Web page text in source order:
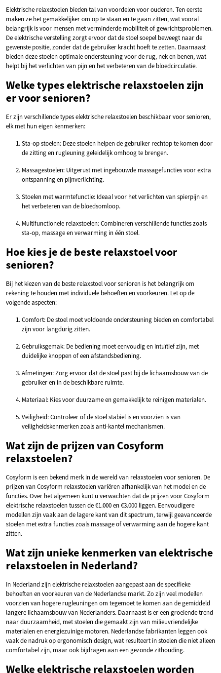
Elektrische relaxstoelen bieden tal van voordelen voor ouderen. Ten eerste
maken ze het gemakkelijker om op te staan en te gaan zitten, wat vooral
belangrijk is voor mensen met verminderde mobiliteit of gewrichtsproblemen.
De elektrische verstelling zorgt ervoor dat de stoel soepel beweegt naar de
gewenste positie, zonder dat de gebruiker kracht hoeft te zetten. Daarnaast
bieden deze stoelen optimale ondersteuning voor de rug, nek en benen, wat
helpt bij het verlichten van pijn en het verbeteren van de bloedcirculatie.
Welke types elektrische relaxstoelen zijn
er voor senioren?
Er zijn verschillende types elektrische relaxstoelen beschikbaar voor senioren,
elk met hun eigen kenmerken:
Sta-op stoelen: Deze stoelen helpen de gebruiker rechtop te komen door
de zitting en rugleuning geleidelijk omhoog te brengen.
Massagestoelen: Uitgerust met ingebouwde massagefuncties voor extra
ontspanning en pijnverlichting.
Stoelen met warmtefunctie: Ideaal voor het verlichten van spierpijn en
het verbeteren van de bloedsomloop.
Multifunctionele relaxstoelen: Combineren verschillende functies zoals
sta-op, massage en verwarming in één stoel.
Hoe kies je de beste relaxstoel voor
senioren?
Bij het kiezen van de beste relaxstoel voor senioren is het belangrijk om
rekening te houden met individuele behoeften en voorkeuren. Let op de
volgende aspecten:
Comfort: De stoel moet voldoende ondersteuning bieden en comfortabel
zijn voor langdurig zitten.
Gebruiksgemak: De bediening moet eenvoudig en intuïtief zijn, met
duidelijke knoppen of een afstandsbediening.
Afmetingen: Zorg ervoor dat de stoel past bij de lichaamsbouw van de
gebruiker en in de beschikbare ruimte.
Materiaal: Kies voor duurzame en gemakkelijk te reinigen materialen.
Veiligheid: Controleer of de stoel stabiel is en voorzien is van
veiligheidskenmerken zoals anti-kantel mechanismen.
Wat zijn de prijzen van Cosyform
relaxstoelen?
Cosyform is een bekend merk in de wereld van relaxstoelen voor senioren. De
prijzen van Cosyform relaxstoelen variëren afhankelijk van het model en de
functies. Over het algemeen kunt u verwachten dat de prijzen voor Cosyform
elektrische relaxstoelen tussen de €1.000 en €3.000 liggen. Eenvoudigere
modellen zijn vaak aan de lagere kant van dit spectrum, terwijl geavanceerde
stoelen met extra functies zoals massage of verwarming aan de hogere kant
zitten.
Wat zijn unieke kenmerken van elektrische
relaxstoelen in Nederland?
In Nederland zijn elektrische relaxstoelen aangepast aan de specifieke
behoeften en voorkeuren van de Nederlandse markt. Zo zijn veel modellen
voorzien van hogere rugleuningen om tegemoet te komen aan de gemiddeld
langere lichaamsbouw van Nederlanders. Daarnaast is er een groeiende trend
naar duurzaamheid, met stoelen die gemaakt zijn van milieuvriendelijke
materialen en energiezuinige motoren. Nederlandse fabrikanten leggen ook
vaak de nadruk op ergonomisch design, wat resulteert in stoelen die niet alleen
comfortabel zijn, maar ook bijdragen aan een gezonde zithouding.
Welke elektrische relaxstoelen worden